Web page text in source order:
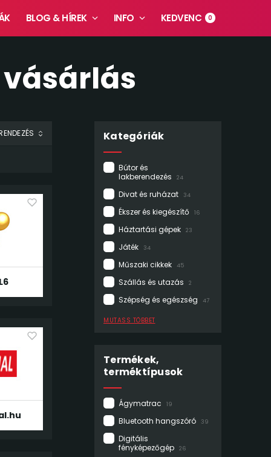
BLOG & HÍREK INFO KEDVENC 0
Kategóriák
Bútor és
lakberendezés
24
Divat és ruházat 34
Ékszer és kiegészítő 16
Háztartási gépek 23
Játék 34
Műszaki cikkek 45
Szállás és utazás 2
Szépség és egészség 47
MUTASS TÖBBET
Termékek,
terméktípusok
Ágymatrac 19
Bluetooth hangszóró 39
Digitális
fényképezőgép
26